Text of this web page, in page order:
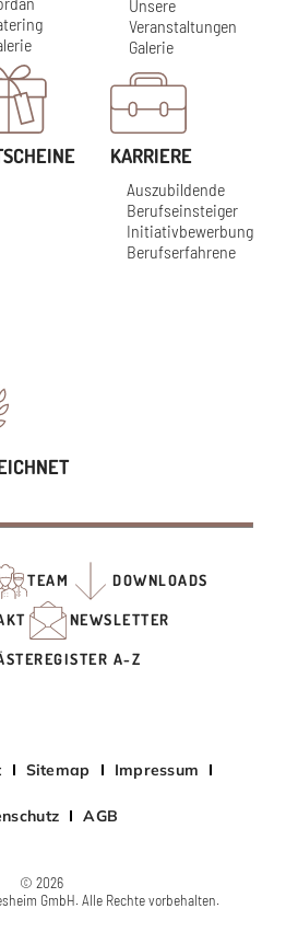
Unsere
Veranstaltungen
Galerie
KARRIERE
Auszubildende
Berufseinsteiger
Initiativbewerbung
Berufserfahrene
TEAM DOWNLOADS
NEWSLETTER
A-Z
Sitemap Impressum
AGB
© 2026
GmbH. Alle Rechte vorbehalten.